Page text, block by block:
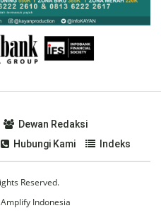
Dewan Redaksi
Hubungi Kami Indeks
Reserved.
Amplify Indonesia